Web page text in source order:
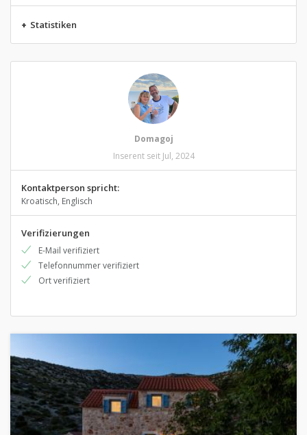
+ Statistiken
Domagoj
Inserent seit Jul, 2024
Kontaktperson spricht:
Kroatisch, Englisch
Verifizierungen
E-Mail verifiziert
Telefonnummer verifiziert
Ort verifiziert